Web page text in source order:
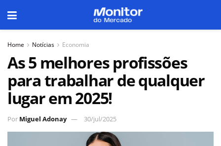
Home Notícias Economia
As 5 melhores profissões
para trabalhar de qualquer
lugar em 2025!
Por Miguel Adonay 30/jul/2025